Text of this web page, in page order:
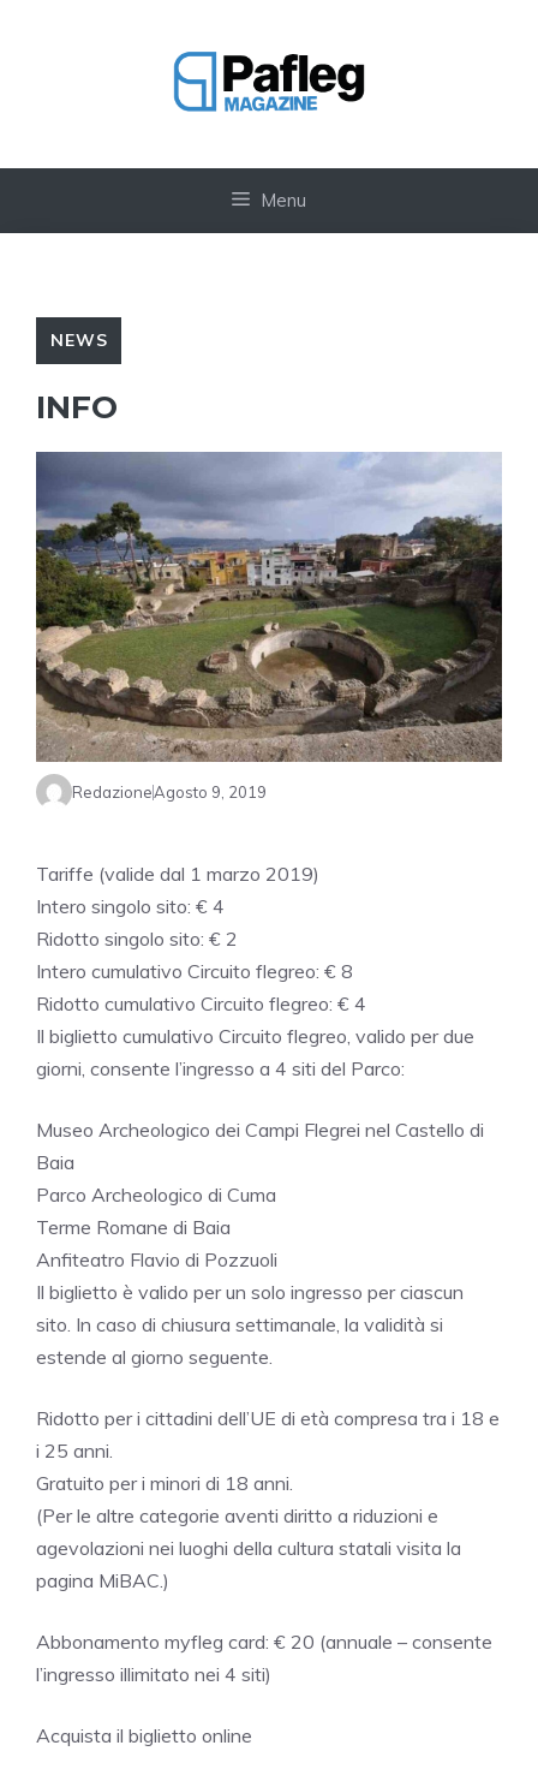
Menu
NEWS
INFO
RedazioneAgosto 9, 2019
Tariffe (valide dal 1 marzo 2019)
Intero singolo sito: € 4
Ridotto singolo sito: € 2
Intero cumulativo Circuito flegreo: € 8
Ridotto cumulativo Circuito flegreo: € 4
Il biglietto cumulativo Circuito flegreo, valido per due
giorni, consente l’ingresso a 4 siti del Parco:
Museo Archeologico dei Campi Flegrei nel Castello di
Baia
Parco Archeologico di Cuma
Terme Romane di Baia
Anfiteatro Flavio di Pozzuoli
Il biglietto è valido per un solo ingresso per ciascun
sito. In caso di chiusura settimanale, la validità si
estende al giorno seguente.
Ridotto per i cittadini dell’UE di età compresa tra i 18 e
i 25 anni.
Gratuito per i minori di 18 anni.
(Per le altre categorie aventi diritto a riduzioni e
agevolazioni nei luoghi della cultura statali visita la
pagina MiBAC.)
Abbonamento myfleg card: € 20 (annuale – consente
l’ingresso illimitato nei 4 siti)
Acquista il biglietto online